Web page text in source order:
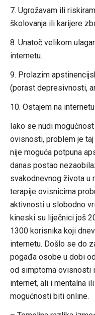
7. Ugrožavam ili
školovanja ili karijere
8. Unatoč velikom
internetu.
9. Prolazim
(porast depresivnosti,
10. Ostajem na
Iako se nudi mogućnost
ovisnosti, problem je
nije moguća potpuna
danas postao
svakodnevnog života u
terapije ovisnicima
aktivnosti u slobodno
kineski su liječnici još
1300 korisnika koji
internetu. Došlo se do
pogađa osobe u dobi
od simptoma ovisnosti
internet, ali i mentalna
mogućnosti biti online.